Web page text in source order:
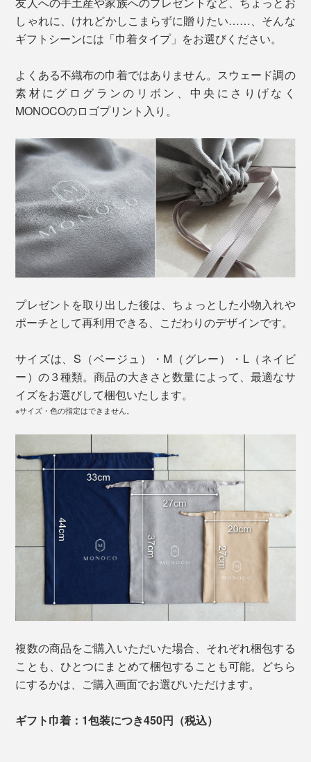
しゃれに、けれどかしこまらずに贈りたい……、そんな
ギフトシーンには「巾着タイプ」をお選びください。
よくある不織布の巾着ではありません。スウェード調の
素材にグログランのリボン、中央にさりげなく
MONOCOのロゴプリント入り。
プレゼントを取り出した後は、ちょっとした小物入れや
ポーチとして再利用できる、こだわりのデザインです。
サイズは、S（ベージュ）・M（グレー）・L（ネイビ
ー）の３種類。商品の大きさと数量によって、最適なサ
イズをお選びして梱包いたします。
※サイズ・色の指定はできません。
複数の商品をご購入いただいた場合、それぞれ梱包する
ことも、ひとつにまとめて梱包することも可能。どちら
にするかは、ご購入画面でお選びいただけます。
ギフト巾着：1包装につき450円（税込）